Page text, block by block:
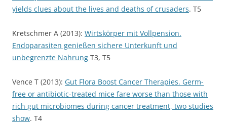
yields clues about the lives and deaths of crusaders. T5
Kretschmer A (2013): Wirtskörper mit Vollpension.
Endoparasiten genießen sichere Unterkunft und
unbegrenzte Nahrung T3, T5
Vence T (2013): Gut Flora Boost Cancer Therapies. Germ-
free or antibiotic-treated mice fare worse than those with
rich gut microbiomes during cancer treatment, two studies
show. T4